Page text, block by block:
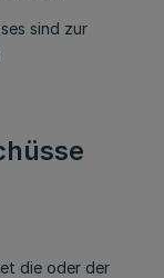
sind zur
die oder der